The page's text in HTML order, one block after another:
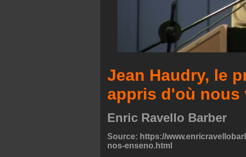
Jean Haudry, le
appris d'où nous
Enric Ravello Barber
Source: https://
nos-enseno.html